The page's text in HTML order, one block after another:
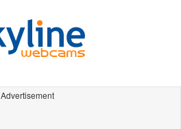
Advertisement